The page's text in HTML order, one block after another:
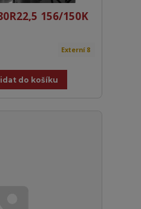
156/150K
Externí 8
do košíku